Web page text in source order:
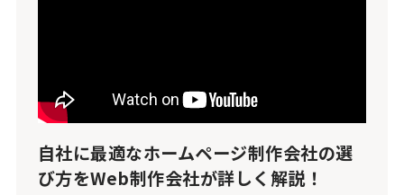
自社に最適なホームページ制作会社の選
び方をWeb制作会社が詳しく解説！